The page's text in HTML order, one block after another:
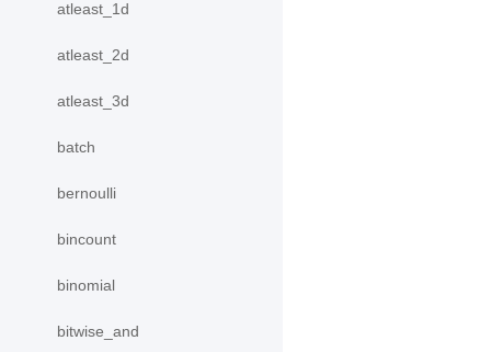
atleast_1d
atleast_2d
atleast_3d
batch
bernoulli
bincount
binomial
bitwise_and